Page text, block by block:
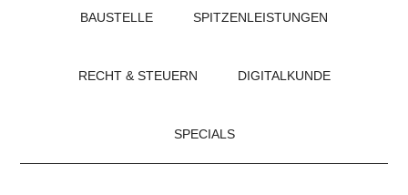
BAUSTELLE SPITZENLEISTUNGEN
RECHT & STEUERN DIGITALKUNDE
SPECIALS